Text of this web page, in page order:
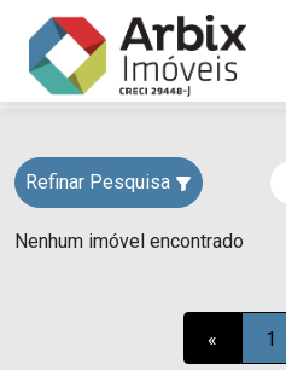
Refinar Pesquisa
Nenhum imóvel encontrado
« 1